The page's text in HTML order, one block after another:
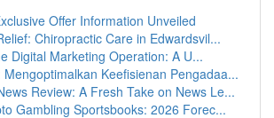
Offer Information Unveiled
Chiropractic Care in Edwardsvil...
Digital Marketing Operation: A U...
Mengoptimalkan Keefisienan Pengadaa...
Review: A Fresh Take on News Le...
Gambling Sportsbooks: 2026 Forec...